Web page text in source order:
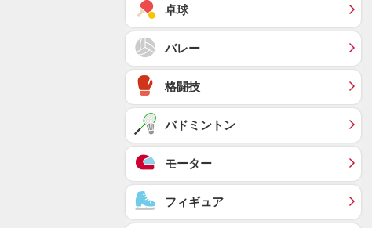
卓球
バレー
格闘技
バドミントン
モーター
フィギュア